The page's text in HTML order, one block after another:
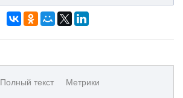
Полный текст Метрики